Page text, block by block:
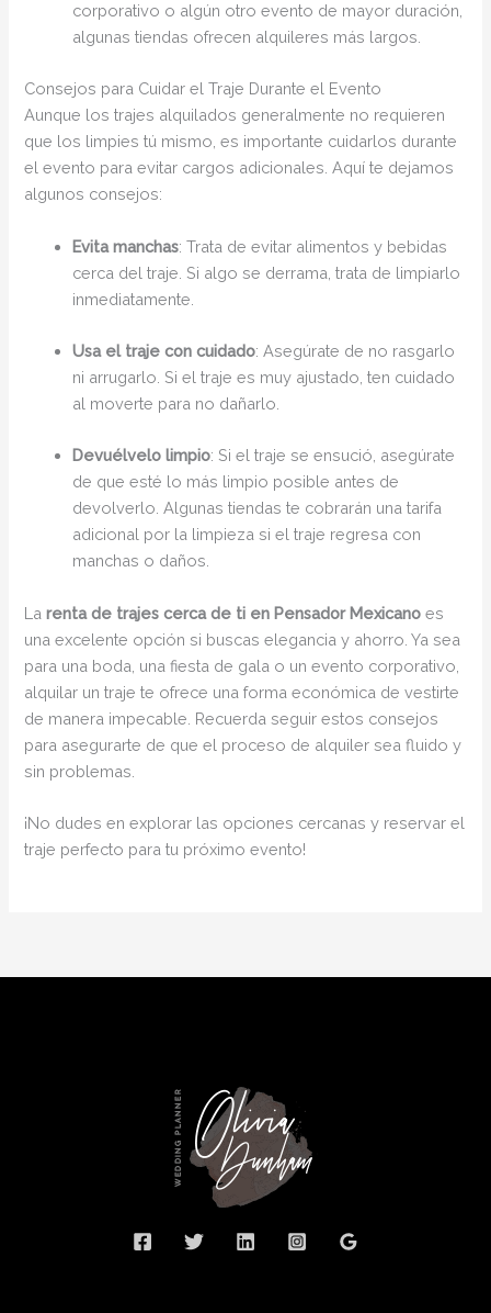
corporativo o algún otro evento de mayor duración,
algunas tiendas ofrecen alquileres más largos.
Consejos para Cuidar el Traje Durante el Evento
Aunque los trajes alquilados generalmente no requieren
que los limpies tú mismo, es importante cuidarlos durante
el evento para evitar cargos adicionales. Aquí te dejamos
algunos consejos:
Evita manchas: Trata de evitar alimentos y bebidas
cerca del traje. Si algo se derrama, trata de limpiarlo
inmediatamente.
Usa el traje con cuidado: Asegúrate de no rasgarlo
ni arrugarlo. Si el traje es muy ajustado, ten cuidado
al moverte para no dañarlo.
Devuélvelo limpio: Si el traje se ensució, asegúrate
de que esté lo más limpio posible antes de
devolverlo. Algunas tiendas te cobrarán una tarifa
adicional por la limpieza si el traje regresa con
manchas o daños.
Larenta de trajes cerca de ti en Pensador Mexicano es
una excelente opción si buscas elegancia y ahorro. Ya sea
para una boda, una fiesta de gala o un evento corporativo,
alquilar un traje te ofrece una forma económica de vestirte
de manera impecable. Recuerda seguir estos consejos
para asegurarte de que el proceso de alquiler sea fluido y
sin problemas.
¡No dudes en explorar las opciones cercanas y reservar el
traje perfecto para tu próximo evento!